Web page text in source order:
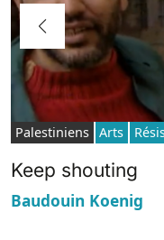
Palestiniens Arts
Keep shouting
Baudouin Koenig